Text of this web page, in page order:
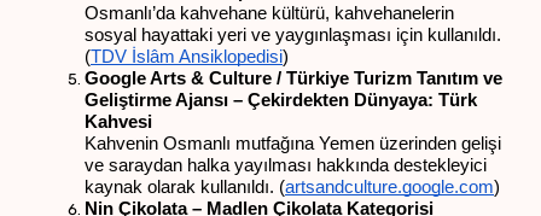
Osmanlı’da kahvehane kültürü, kahvehanelerin
sosyal hayattaki yeri ve yaygınlaşması için kullanıldı.
(TDV İslâm Ansiklopedisi)
Google Arts & Culture / Türkiye Turizm Tanıtım ve
Geliştirme Ajansı – Çekirdekten Dünyaya: Türk
Kahvesi
Kahvenin Osmanlı mutfağına Yemen üzerinden gelişi
ve saraydan halka yayılması hakkında destekleyici
kaynak olarak kullanıldı. (artsandculture.google.com)
Nin Çikolata – Madlen Çikolata Kategorisi